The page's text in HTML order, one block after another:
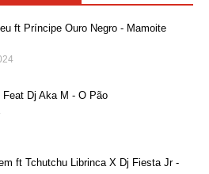
ft Príncipe Ouro Negro - Mamoite
Feat Dj Aka M - O Pão
ft Tchutchu Librinca X Dj Fiesta Jr -